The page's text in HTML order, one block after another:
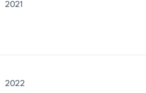
2021
2022